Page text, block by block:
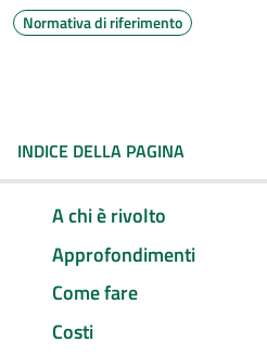
Normativa di riferimento
INDICE DELLA PAGINA
A chi è rivolto
Approfondimenti
Come fare
Costi